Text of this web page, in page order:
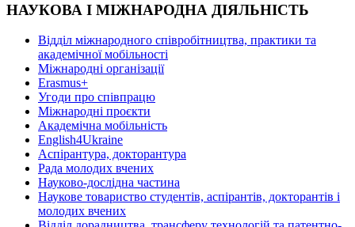
НАУКОВА І МІЖНАРОДНА ДІЯЛЬНІСТЬ
Відділ міжнародного співробітництва, практики та
академічної мобільності
Міжнародні організації
Erasmus+
Угоди про співпрацю
Міжнародні проєкти
Академічна мобільність
English4Ukraine
Аспірантура, докторантура
Рада молодих вчених
Науково-дослідна частина
Наукове товариство студентів, аспірантів, докторантів і
молодих вчених